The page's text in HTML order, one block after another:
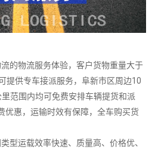
的物流服务体验，客户货物重量大于
提供专车接派服务，阜新市区周边10
范围内均可免费安排车辆提货和派
优惠，运输时效有保障，全车购买货
运载效率快速、质量高、价格优、